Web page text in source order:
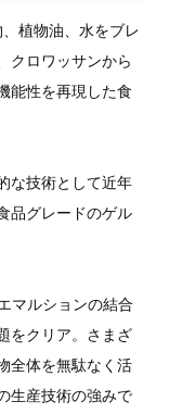
植物油、水をブレ
クロワッサンから
能性を再現した食
な技術として近年
品グレードのゲル
マルションの結合
をクリア。さまざ
全体を無駄なく活
生産技術の強みで